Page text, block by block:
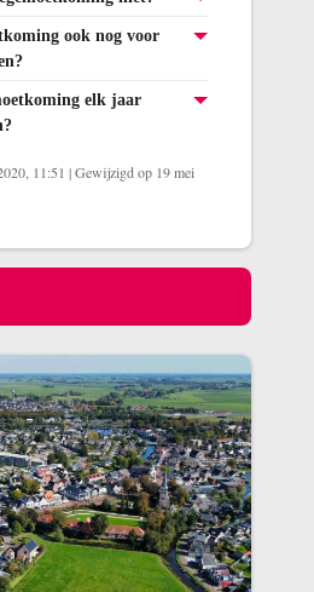
ook nog voor
elk jaar
11:51 |Gewijzigd op 19 mei